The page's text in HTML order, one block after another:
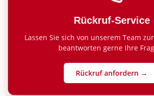
Rückruf-Service
Lassen Sie sich von unserem Team
beantworten gerne Ihre
Rückruf anfordern →